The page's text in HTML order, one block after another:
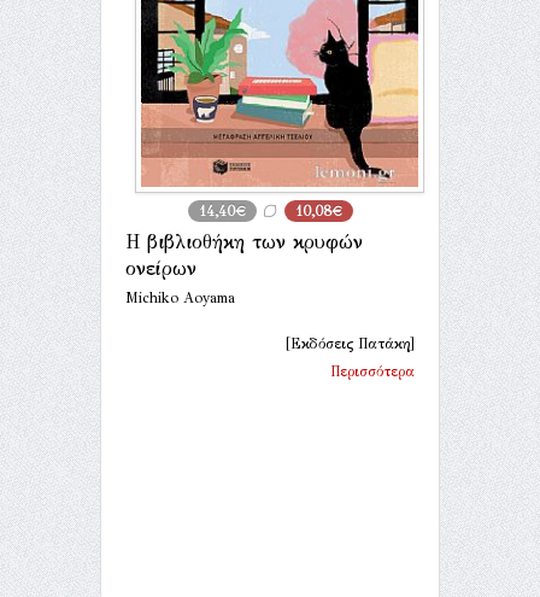
14,40€ 10,08€
Η βιβλιοθήκη των κρυφών
ονείρων
Michiko Aoyama
[Εκδόσεις Πατάκη]
Περισσότερα